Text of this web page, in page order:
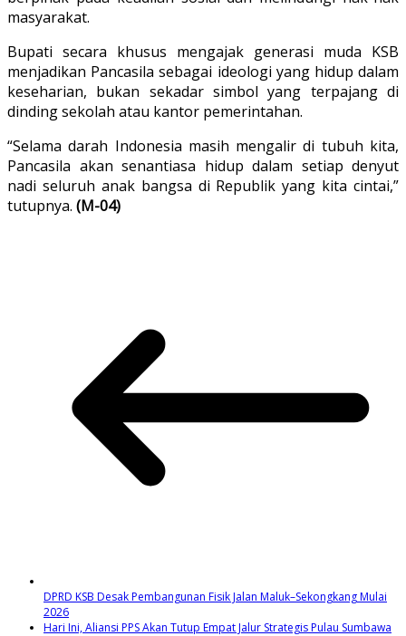
masyarakat.
Bupati secara khusus mengajak generasi muda KSB
menjadikan Pancasila sebagai ideologi yang hidup dalam
keseharian, bukan sekadar simbol yang terpajang di
dinding sekolah atau kantor pemerintahan.
“Selama darah Indonesia masih mengalir di tubuh kita,
Pancasila akan senantiasa hidup dalam setiap denyut
nadi seluruh anak bangsa di Republik yang kita cintai,”
tutupnya. (M-04)
DPRD KSB Desak Pembangunan Fisik Jalan Maluk–Sekongkang Mulai
2026
Hari Ini, Aliansi PPS Akan Tutup Empat Jalur Strategis Pulau Sumbawa